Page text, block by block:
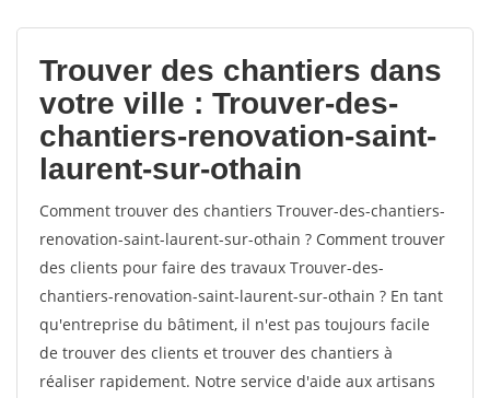
votes
Trouver des chantiers dans
votre ville : Trouver-des-
chantiers-renovation-saint-
laurent-sur-othain
Comment trouver des chantiers Trouver-des-chantiers-
renovation-saint-laurent-sur-othain ? Comment trouver
des clients pour faire des travaux Trouver-des-
chantiers-renovation-saint-laurent-sur-othain ? En tant
qu'entreprise du bâtiment, il n'est pas toujours facile
de trouver des clients et trouver des chantiers à
réaliser rapidement. Notre service d'aide aux artisans